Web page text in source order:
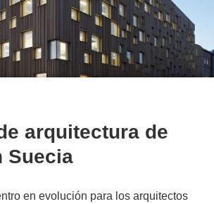
arquitectura de
Suecia
en evolución para los arquitectos